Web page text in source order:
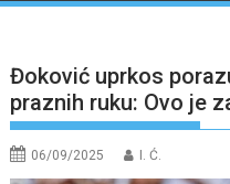
Đoković uprkos
praznih ruku: Ovo je
06/09/2025 I. Ć.